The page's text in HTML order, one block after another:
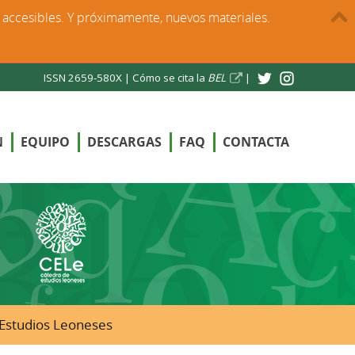
ISSN 2659-580X | Cómo se cita la BEL |
EQUIPO DESCARGAS FAQ CONTACTA
Leoneses
Y próximamente, nuevos materiales.